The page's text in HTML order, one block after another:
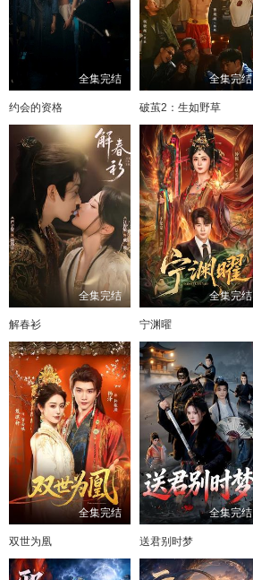
全集完结
约会的资格
全集完结
破茧2：生如野草
全集完结
解春衫
全集完结
宁渊曜
全集完结
双世为凰
全集完结
送君别时梦